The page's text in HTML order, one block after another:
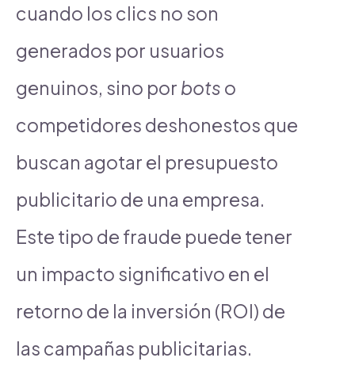
cuando los clics no son
generados por usuarios
genuinos, sino por bots o
competidores deshonestos que
buscan agotar el presupuesto
publicitario de una empresa.
Este tipo de fraude puede tener
un impacto significativo en el
retorno de la inversión (ROI) de
las campañas publicitarias.